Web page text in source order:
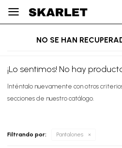

NO SE HAN
¡Lo sentimos! No hay
Inténtalo nuevamente con otros
secciones de nuestro catálogo.
Filtrando por: Pantalones